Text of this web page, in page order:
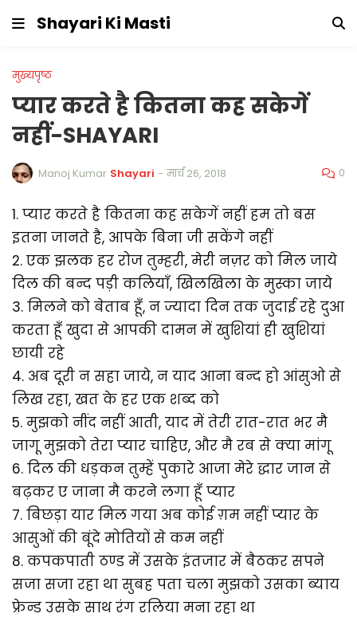
Shayari Ki Masti
मुख्यपृष्ठ
प्यार करते है कितना कह सकेगें
नहीं-SHAYARI
Manoj Kumar Shayari - मार्च 26, 2018 0
1. प्यार करते है कितना कह सकेगें नहीं हम तो बस
इतना जानते है, आपके बिना जी सकेंगे नहीं
2. एक झलक हर रोज तुम्हरी, मेरी नज़र को मिल जाये
दिल की बन्द पड़ी कलियाँ, खिलखिला के मुस्का जाये
3. मिलने को बेताब हूँ, न ज्यादा दिन तक जुदाई रहे दुआ
करता हूँ खुदा से आपकी दामन में खुशियां ही खुशियां
छायी रहे
4. अब दूरी न सहा जाये, न याद आना बन्द हो आंसुओ से
लिख रहा, खत के हर एक शब्द को
5. मुझको नींद नहीं आती, याद में तेरी रात-रात भर मै
जागू मुझको तेरा प्यार चाहिए, और मै रब से क्या मांगू
6. दिल की धड़कन तुम्हें पुकारे आजा मेरे द्धार जान से
बढ़कर ए जाना मै करने लगा हूँ प्यार
7. बिछड़ा यार मिल गया अब कोई ग़म नहीं प्यार के
आसुओं की बूंदे मोतियों से कम नहीं
8. कपकपाती ठण्ड में उसके इंतजार में बैठकर सपने
सजा सजा रहा था सुबह पता चला मुझको उसका ब्याय
फ्रेन्ड उसके साथ रंग रलिया मना रहा था